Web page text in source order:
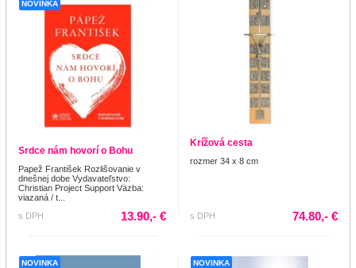
NOVINKA
Srdce nám hovorí o Bohu
Papež František Rozlišovanie v
dnešnej dobe Vydavateľstvo:
Christian Project Support Väzba:
viazaná / t...
s DPH
13.90,- €
Krížová cesta
rozmer 34 x 8 cm
s DPH 74.80,- €
NOVINKA NOVINKA